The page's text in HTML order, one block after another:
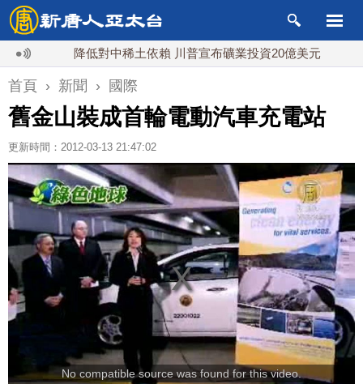
降低對中稀土依賴 川普宣布礦業投資20億美元
首頁 › 新聞 › 國際
舊金山裝成首輪電動汽車充電站
更新時間：2012-03-13 21:47:02
No compatible source was found for this video.